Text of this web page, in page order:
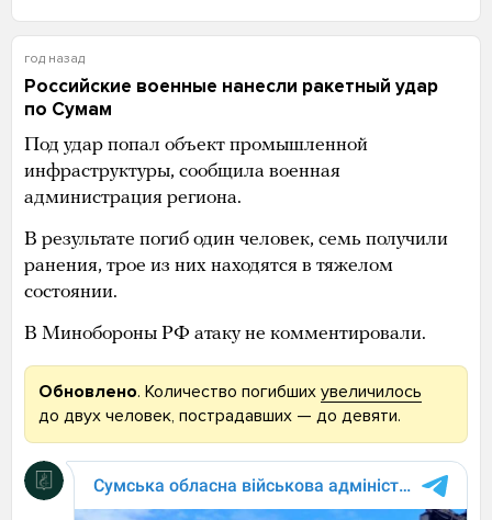
год назад
Российские военные нанесли ракетный удар
по Сумам
Под удар попал объект промышленной
инфраструктуры, сообщила военная
администрация региона.
В результате погиб один человек, семь получили
ранения, трое из них находятся в тяжелом
состоянии.
В Минобороны РФ атаку не комментировали.
Обновлено. Количество погибших увеличилось
до двух человек, пострадавших — до девяти.